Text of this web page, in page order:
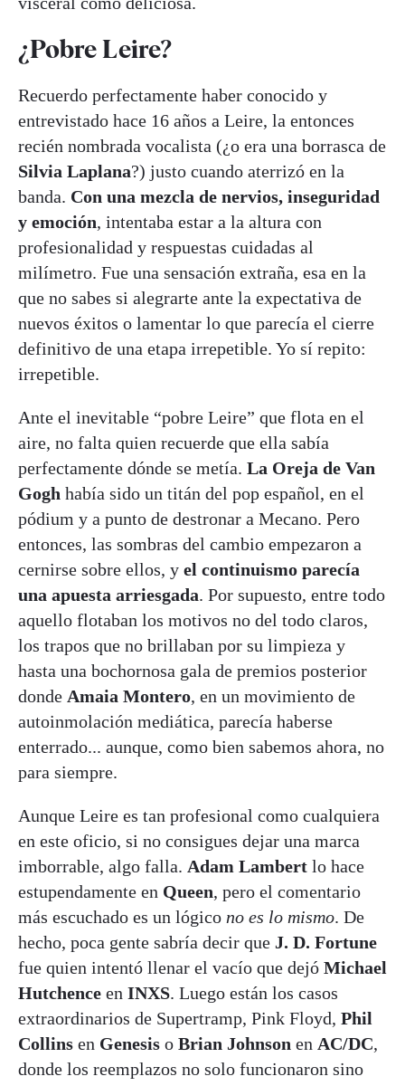
¿Pobre Leire?
Recuerdo perfectamente haber conocido y
entrevistado hace 16 años a Leire, la entonces
recién nombrada vocalista (¿o era una borrasca de
Silvia Laplana?) justo cuando aterrizó en la
banda. Con una mezcla de nervios, inseguridad
y emoción, intentaba estar a la altura con
profesionalidad y respuestas cuidadas al
milímetro. Fue una sensación extraña, esa en la
que no sabes si alegrarte ante la expectativa de
nuevos éxitos o lamentar lo que parecía el cierre
definitivo de una etapa irrepetible. Yo sí repito:
irrepetible.
Ante el inevitable “pobre Leire” que flota en el
aire, no falta quien recuerde que ella sabía
perfectamente dónde se metía. La Oreja de Van
Gogh había sido un titán del pop español, en el
pódium y a punto de destronar a Mecano. Pero
entonces, las sombras del cambio empezaron a
cernirse sobre ellos, y el continuismo parecía
una apuesta arriesgada. Por supuesto, entre todo
aquello flotaban los motivos no del todo claros,
los trapos que no brillaban por su limpieza y
hasta una bochornosa gala de premios posterior
donde Amaia Montero, en un movimiento de
autoinmolación mediática, parecía haberse
enterrado... aunque, como bien sabemos ahora, no
para siempre.
Aunque Leire es tan profesional como cualquiera
en este oficio, si no consigues dejar una marca
imborrable, algo falla. Adam Lambert lo hace
estupendamente en Queen, pero el comentario
más escuchado es un lógico no es lo mismo. De
hecho, poca gente sabría decir que J. D. Fortune
fue quien intentó llenar el vacío que dejó Michael
Hutchence en INXS. Luego están los casos
extraordinarios de Supertramp, Pink Floyd, Phil
Collins en Genesis o Brian Johnson en AC/DC,
donde los reemplazos no solo funcionaron sino